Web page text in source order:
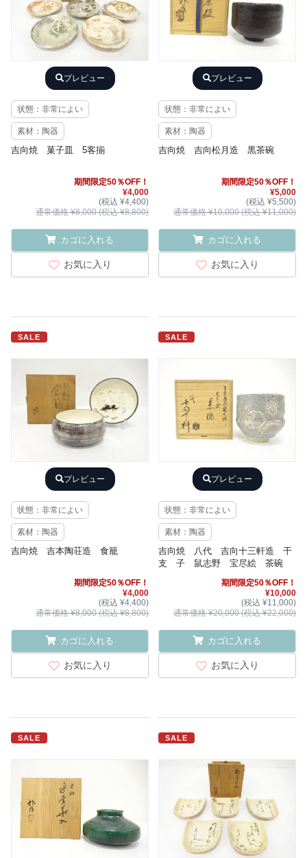
プレビュー
状態：非常によい
素材：陶器
吉向焼 菓子皿 5客揃
期間限定50％OFF！
¥4,000
(税込 ¥4,400)
通常価格 ¥8,000 (税込 ¥8,800)
カゴに入れる
お気に入り
プレビュー
状態：非常によい
素材：陶器
吉向焼 吉向松月造 黒茶碗
期間限定50％OFF！
¥5,000
(税込 ¥5,500)
通常価格 ¥10,000 (税込 ¥11,000)
カゴに入れる
お気に入り
SALE
プレビュー
状態：非常によい
素材：陶器
吉向焼 吉本陶荘造 食籠
期間限定50％OFF！
¥4,000
(税込 ¥4,400)
通常価格 ¥8,000 (税込 ¥8,800)
カゴに入れる
お気に入り
SALE
プレビュー
状態：非常によい
素材：陶器
吉向焼 八代 吉向十三軒造 干
支 子 鼠志野 宝尽絵 茶碗
期間限定50％OFF！
¥10,000
(税込 ¥11,000)
通常価格 ¥20,000 (税込 ¥22,000)
カゴに入れる
お気に入り
SALE SALE